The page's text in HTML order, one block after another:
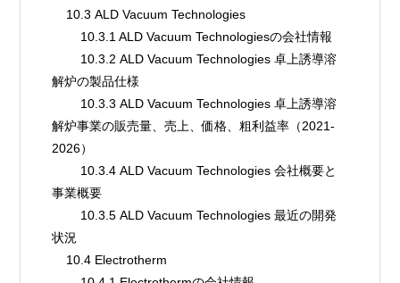
    10.3 ALD Vacuum Technologies
        10.3.1 ALD Vacuum Technologiesの会社情報
解炉の製品仕様
解炉事業の販売量、売上、価格、粗利益率（2021-
2026）
事業概要
状況
    10.4 Electrotherm